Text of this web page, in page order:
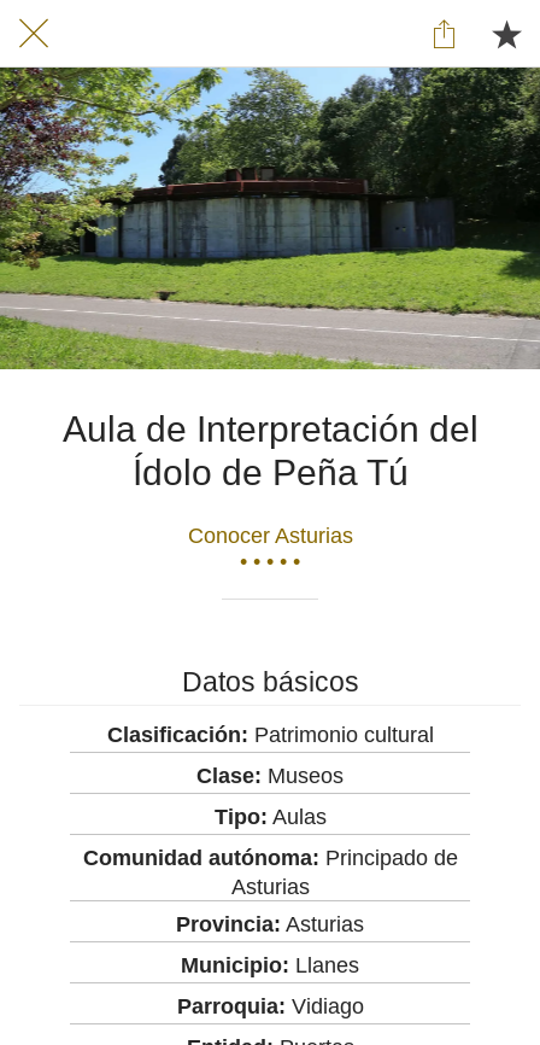
Aula de Interpretación del
Ídolo de Peña Tú
Conocer Asturias
• • • • •
Datos básicos
Clasificación: Patrimonio cultural
Clase: Museos
Tipo: Aulas
Comunidad autónoma: Principado de
Asturias
Provincia: Asturias
Municipio: Llanes
Parroquia: Vidiago